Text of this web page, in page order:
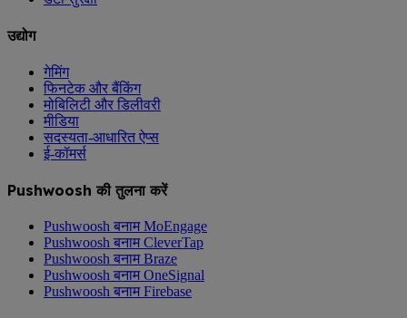
उद्योग
गेमिंग
फिनटेक और बैंकिंग
मोबिलिटी और डिलीवरी
मीडिया
सदस्यता-आधारित ऐप्स
ई-कॉमर्स
Pushwoosh की तुलना करें
Pushwoosh बनाम MoEngage
Pushwoosh बनाम CleverTap
Pushwoosh बनाम Braze
Pushwoosh बनाम OneSignal
Pushwoosh बनाम Firebase